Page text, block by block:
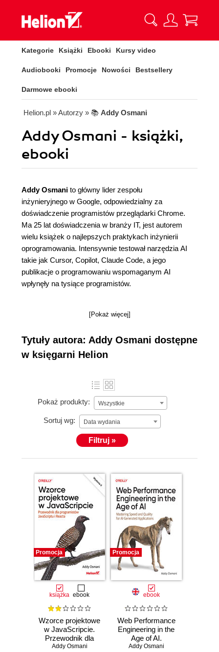
Kategorie Książki Ebooki Kursy video
Audiobooki Promocje Nowości Bestsellery
Darmowe ebooki
Helion.pl » Autorzy » 📚 Addy Osmani
Addy Osmani - książki,
ebooki
Addy Osmani to główny lider zespołu
inżynieryjnego w Google, odpowiedzialny za
doświadczenie programistów przeglądarki Chrome.
Ma 25 lat doświadczenia w branży IT, jest autorem
wielu książek o najlepszych praktykach inżynierii
oprogramowania. Intensywnie testował narzędzia AI
takie jak Cursor, Copilot, Claude Code, a jego
publikacje o programowaniu wspomaganym AI
wpłynęły na tysiące programistów.
[Pokaż więcej]
Tytuły autora: Addy Osmani dostępne
w księgarni Helion
Pokaż produkty: Wszystkie
Sortuj wg: Data wydania
Filtruj »
Promocja
książka ebook
Wzorce projektowe
w JavaScripcie.
Przewodnik dla
programistów
Addy Osmani
Promocja
ebook
Web Performance
Engineering in the
Age of AI.
Mastering Speed
Addy Osmani